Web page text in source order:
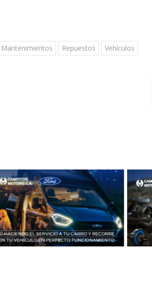
Mantenimientos Repuestos Vehículos